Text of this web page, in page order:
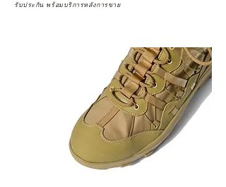
รับประกัน พร้อมบริการหลังการขาย